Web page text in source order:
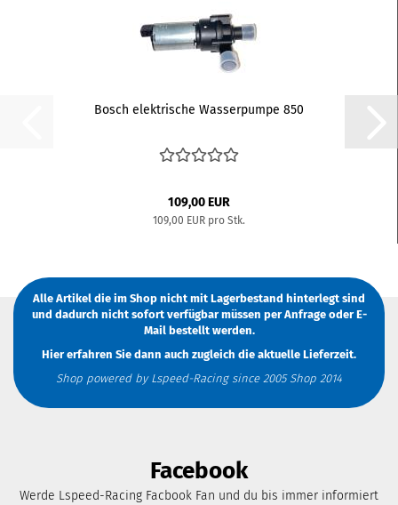
Bosch elektrische Wasserpumpe 850
109,00 EUR
109,00 EUR pro Stk.
Alle Artikel die im Shop nicht mit Lagerbestand hinterlegt sind
und dadurch nicht sofort verfügbar müssen per AnfrageoderE-
Mailbestellt werden.
Hier erfahren Sie dann auch zugleich die aktuelle Lieferzeit.
Shop powered by Lspeed-Racing since 2005 Shop 2014
Facebook
Werde Lspeed-Racing Facbook Fan und du bis immer informiert